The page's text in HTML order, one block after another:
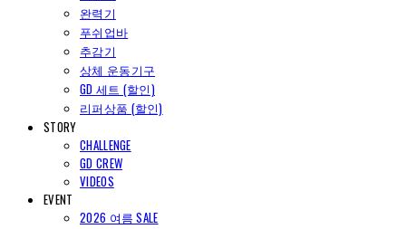
완력기
푸쉬업바
추감기
상체 운동기구
GD 세트 (할인)
리퍼상품 (할인)
STORY
CHALLENGE
GD CREW
VIDEOS
EVENT
2026 여름 SALE